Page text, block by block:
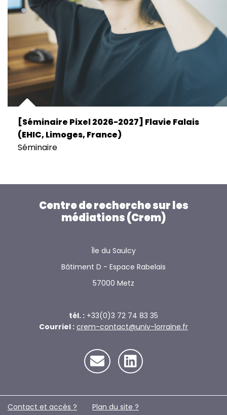
[Séminaire Pixel 2026-2027] Flavie Falais
(EHIC, Limoges, France)
Séminaire
Centre de recherche sur les
médiations (Crem)
Île du Saulcy
Bâtiment D - Espace Rabelais
57000 Metz
tél. : +33(0)3 72 74 83 35
Courriel : crem-contact@univ-lorraine.fr
Contact et accès ? Plan du site ?️